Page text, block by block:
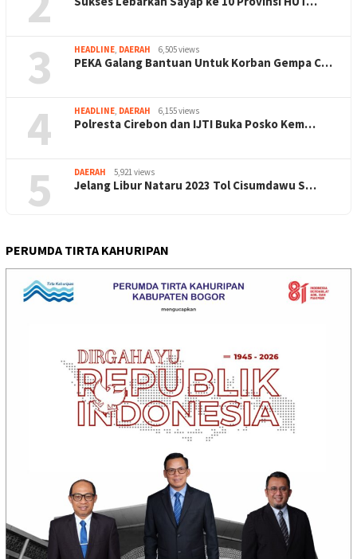
3 HEADLINE DAERAH 6,505 views
PEKA Galang Bantuan Untuk Korban Gempa C…
4 HEADLINE DAERAH 6,155 views
Polresta Cirebon dan IJTI Buka Posko Kem…
5 DAERAH 5,921 views
Jelang Libur Nataru 2023 Tol Cisumdawu S…
PERUMDA TIRTA KAHURIPAN